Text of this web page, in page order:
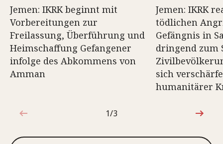
Jemen: IKRK beginnt mit
Vorbereitungen zur
Freilassung, Überführung und
Heimschaffung Gefangener
infolge des Abkommens von
Amman
Jemen: IKRK
tödlichen
Gefängnis in
dringend zum
sich
humanitärer
1von3
1/3